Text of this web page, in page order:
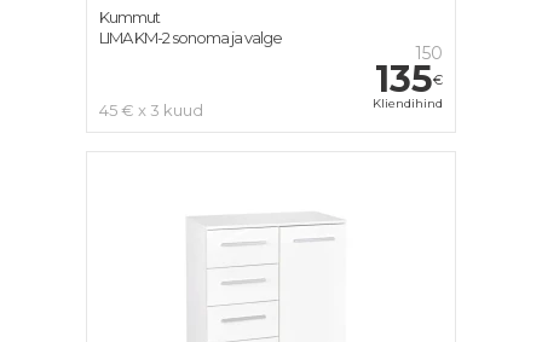
150
135€
Kliendihind
45 € x 3 kuud
Kummut
LIMA KM-2 sonoma ja valge